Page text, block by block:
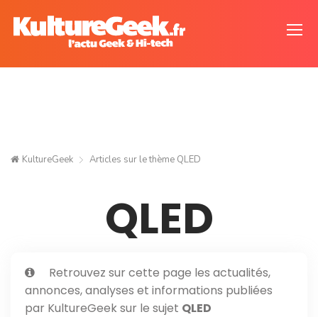
KultureGeek Articles sur le thème QLED
QLED
Retrouvez sur cette page les actualités,
annonces, analyses et informations publiées
par KultureGeek sur le sujet QLED